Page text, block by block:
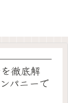
徹底解
パニーで